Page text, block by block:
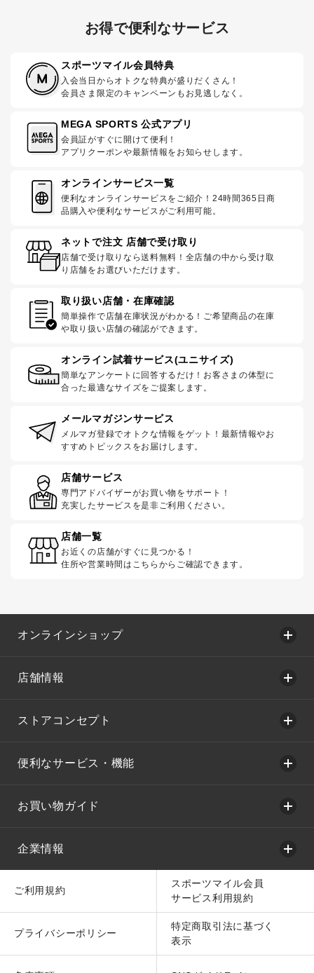
お得で便利なサービス
スポーツマイル会員特典
入会当日からオトクな特典が盛りだくさん！
会員さま限定のキャンペーンもお見逃しなく。
MEGA SPORTS 公式アプリ
会員証がすぐに開けて便利！
アプリクーポンや最新情報をお知らせします。
オンラインサービス一覧
便利なオンラインサービスをご紹介！24時間365日商
品購入や便利なサービスがご利用可能。
ネットで注文 店舗で受け取り
店舗で受け取りなら送料無料！全店舗の中から受け取
り店舗をお選びいただけます。
取り扱い店舗・在庫確認
簡単操作で店舗在庫状況がわかる！ご希望商品の在庫
や取り扱い店舗の確認ができます。
オンライン試着サービス(ユニサイズ)
簡単なアンケートに回答するだけ！お客さまの体型に
合った最適なサイズをご提案します。
メールマガジンサービス
メルマガ登録でオトクな情報をゲット！最新情報やお
すすめトピックスをお届けします。
店舗サービス
専門アドバイザーがお買い物をサポート！
充実したサービスを是非ご利用ください。
店舗一覧
お近くの店舗がすぐに見つかる！
住所や営業時間はこちらからご確認できます。
オンラインショップ
店舗情報
ストアコンセプト
便利なサービス・機能
お買い物ガイド
企業情報
ご利用規約
スポーツマイル会員
サービス利用規約
プライバシーポリシー
特定商取引法に基づく
表示